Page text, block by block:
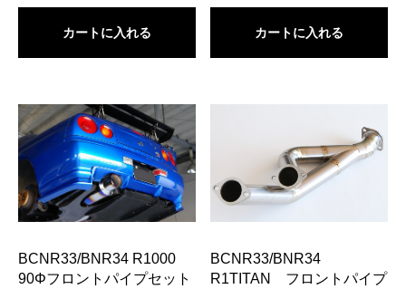
カートに入れる カートに入れる
BCNR33/BNR34 R1000
90Φフロントパイプセット
BCNR33/BNR34
R1TITAN フロントパイプ